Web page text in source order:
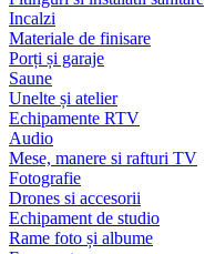
Incalzi
Materiale de finisare
Porți și garaje
Saune
Unelte și atelier
Echipamente RTV
Audio
Mese, manere si rafturi TV
Fotografie
Drones si accesorii
Echipament de studio
Rame foto și albume